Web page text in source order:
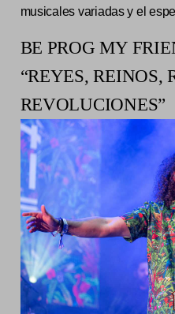
musicales variadas y el
BE PROG MY
“REYES, REINOS,
REVOLUCIONES”